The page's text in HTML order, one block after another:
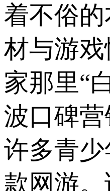
着不俗
材与游
家那里“
波口碑
许多青
款网游